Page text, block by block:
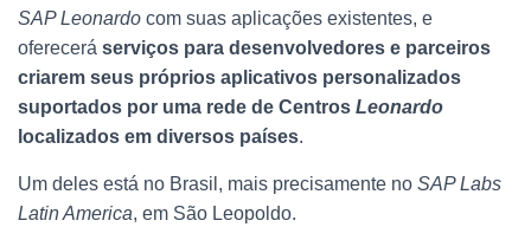
SAP Leonardo com suas aplicações existentes, e
oferecerá serviços para desenvolvedores e parceiros
criarem seus próprios aplicativos personalizados
suportados por uma rede de Centros Leonardo
localizados em diversos países.
Um deles está no Brasil, mais precisamente no SAP Labs
Latin America, em São Leopoldo.